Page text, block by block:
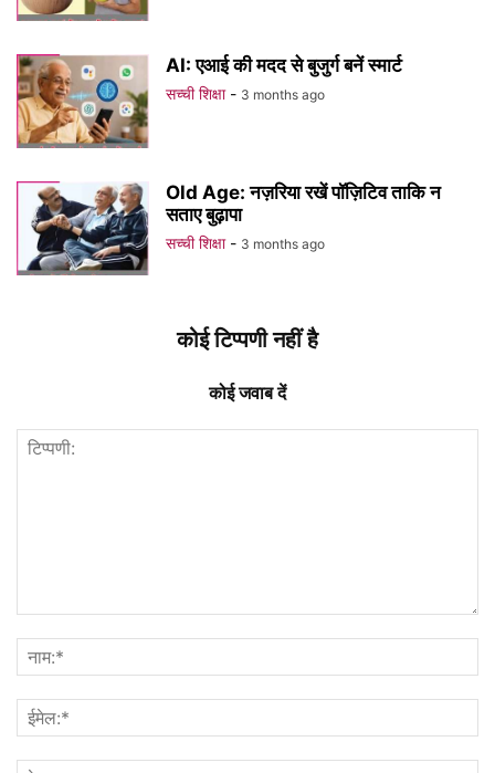
AI: एआई की मदद से बुजुर्ग बनें स्मार्ट
सच्ची शिक्षा - 3 months ago
Old Age: नज़रिया रखें पॉज़िटिव ताकि न
सताए बुढ़ापा
सच्ची शिक्षा - 3 months ago
कोई टिप्पणी नहीं है
कोई जवाब दें